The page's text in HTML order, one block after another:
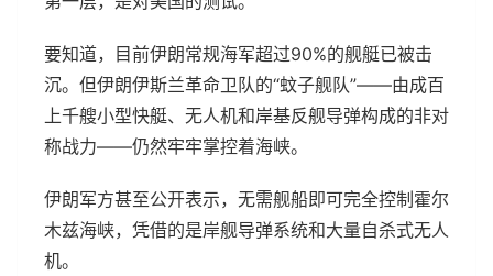
要知道，目前伊朗常规海军超过90%的舰艇已被击
沉。但伊朗伊斯兰革命卫队的“蚊子舰队”——由成百
上千艘小型快艇、无人机和岸基反舰导弹构成的非对
称战力——仍然牢牢掌控着海峡。
伊朗军方甚至公开表示，无需舰船即可完全控制霍尔
木兹海峡，凭借的是岸舰导弹系统和大量自杀式无人
机。